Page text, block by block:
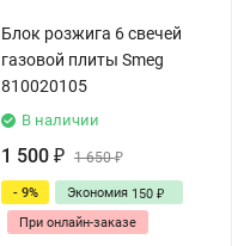
Блок розжига 6 свечей
газовой плиты Smeg
810020105
В наличии
1 500 ₽ 1 650₽
- 9% Экономия 150 ₽
При онлайн-заказе